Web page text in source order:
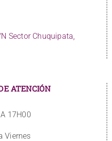
Sector Chuquipata,
ATENCIÓN
17H00
Viernes